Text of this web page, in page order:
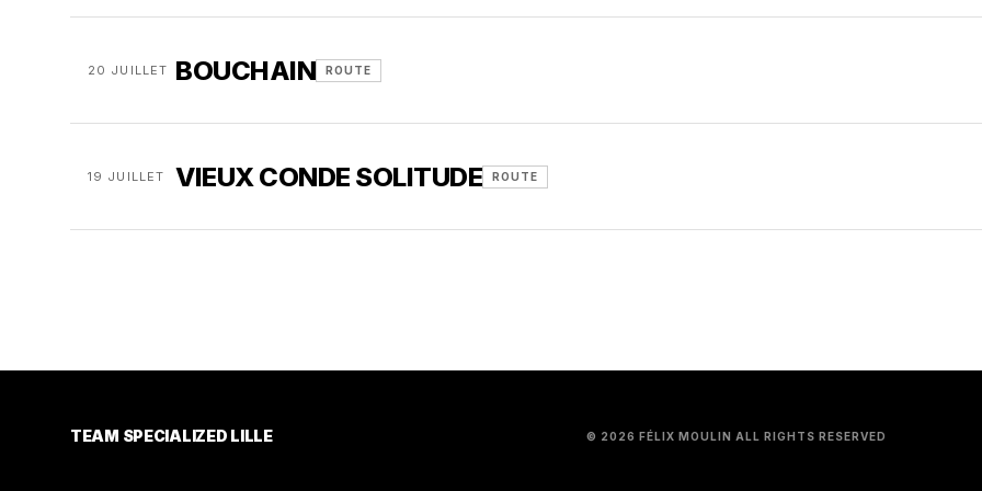
20 JUILLET BOUCHAIN ROUTE
19 JUILLET VIEUX CONDE SOLITUDE ROUTE
TEAM SPECIALIZED LILLE © 2026 FÉLIX MOULIN ALL RIGHTS RESERVED